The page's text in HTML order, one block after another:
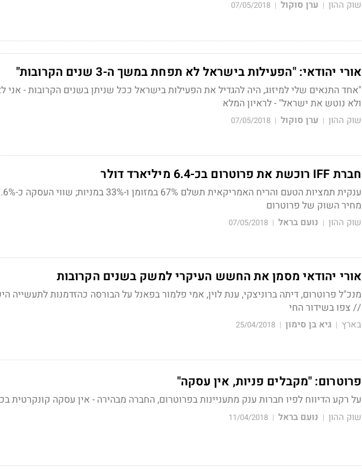
שוק ההון | ערן סוקול |
07/05/2018
אורי יהודאי: "הפעילות בישראל לא תפחת במשך ה-3 שנים הקרובות"
"אחד התנאים שלי למיזוג, היה להגדיל את הפעילות בישראל ככל שניתן בשנים הקרובות - אני
ולא נוטש את ישראל" - לראיון המלא
שוק ההון | ערן סוקול |
07/05/2018
חברת IFF רוכשת את פרוטרום בכ-6.4 מיליארד דולר
מחיר השוק של פרוטרום
שוק ההון | נועם בראל |
07/05/2018
אורי יהודאי מסמן את החשש העיקרי למשק בשנים הקרובות
מנכ"ל פרוטרום, דיתה ברוניצקי, ענת לוין, אמי פלמור בפאנל על הבורסה כהזדמנות לתעשייה
// צפו בשידור החי
בארץ | גיא בן סימון |
25/04/2018
פרוטרום: "מקבלים פניות, אין עסקה"
על רקע הדיווח לפיו חברות ענק מתעניינות בפרוטרום, החברה מבהירה - אין עסקה קונקרטית
שוק ההון | נועם בראל |
11/04/2018